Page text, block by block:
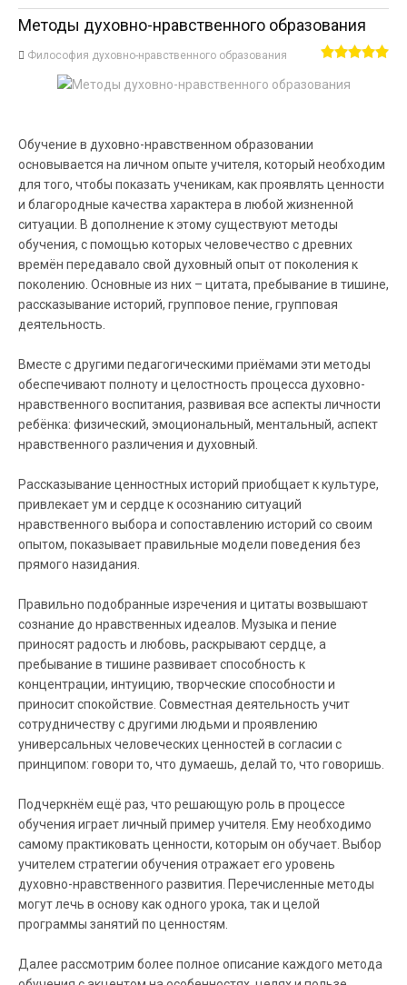
Методы духовно-нравственного образования
Философия духовно-нравственного образования
Обучение в духовно-нравственном образовании
основывается на личном опыте учителя, который необходим
для того, чтобы показать ученикам, как проявлять ценности
и благородные качества характера в любой жизненной
ситуации. В дополнение к этому существуют методы
обучения, с помощью которых человечество с древних
времён передавало свой духовный опыт от поколения к
поколению. Основные из них – цитата, пребывание в тишине,
рассказывание историй, групповое пение, групповая
деятельность.
Вместе с другими педагогическими приёмами эти методы
обеспечивают полноту и целостность процесса духовно-
нравственного воспитания, развивая все аспекты личности
ребёнка: физический, эмоциональный, ментальный, аспект
нравственного различения и духовный.
Рассказывание ценностных историй приобщает к культуре,
привлекает ум и сердце к осознанию ситуаций
нравственного выбора и сопоставлению историй со своим
опытом, показывает правильные модели поведения без
прямого назидания.
Правильно подобранные изречения и цитаты возвышают
сознание до нравственных идеалов. Музыка и пение
приносят радость и любовь, раскрывают сердце, а
пребывание в тишине развивает способность к
концентрации, интуицию, творческие способности и
приносит спокойствие. Совместная деятельность учит
сотрудничеству с другими людьми и проявлению
универсальных человеческих ценностей в согласии с
принципом: говори то, что думаешь, делай то, что говоришь.
Подчеркнём ещё раз, что решающую роль в процессе
обучения играет личный пример учителя. Ему необходимо
самому практиковать ценности, которым он обучает. Выбор
учителем стратегии обучения отражает его уровень
духовно-нравственного развития. Перечисленные методы
могут лечь в основу как одного урока, так и целой
программы занятий по ценностям.
Далее рассмотрим более полное описание каждого метода